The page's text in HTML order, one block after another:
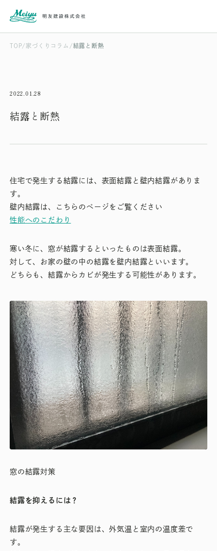
TOP 家づくりコラム 結露と断熱
2022.01.28
結露と断熱
住宅で発生する結露には、表面結露と壁内結露がありま
す。
壁内結露は、こちらのページをご覧ください
性能へのこだわり
寒い冬に、窓が結露するといったものは表面結露。
対して、お家の壁の中の結露を壁内結露といいます。
どちらも、結露からカビが発生する可能性があります。
窓の結露対策
結露を抑えるには？
結露が発生する主な要因は、外気温と室内の温度差で
す。